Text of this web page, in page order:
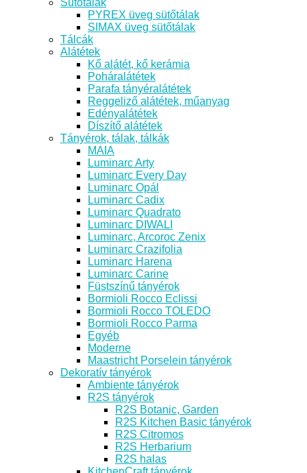
PYREX üveg sütőtálak
SIMAX üveg sütőtálak
Tálcák
Alátétek
Kő alátét, kő kerámia
Poháralátétek
Parafa tányéralátétek
Reggeliző alátétek, műanyag
Edényalátétek
Díszítő alátétek
Tányérok, tálak, tálkák
MAIA
Luminarc Arty
Luminarc Every Day
Luminarc Opál
Luminarc Cadix
Luminarc Quadrato
Luminarc DIWALI
Luminarc, Arcoroc Zenix
Luminarc Crazifolia
Luminarc Harena
Luminarc Carine
Füstszínű tányérok
Bormioli Rocco Eclissi
Bormioli Rocco TOLEDO
Bormioli Rocco Parma
Egyéb
Moderne
Maastricht Porselein tányérok
Dekoratív tányérok
Ambiente tányérok
R2S tányérok
R2S Botanic, Garden
R2S Kitchen Basic tányérok
R2S Citromos
R2S Herbarium
R2S halas